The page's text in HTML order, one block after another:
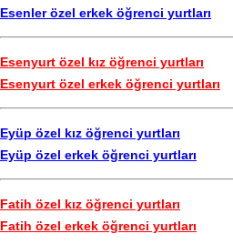
Esenler özel erkek öğrenci yurtları
Esenyurt özel kız öğrenci yurtları
Esenyurt özel erkek öğrenci yurtları
Eyüp özel kız öğrenci yurtları
Eyüp özel erkek öğrenci yurtları
Fatih özel kız öğrenci yurtları
Fatih özel erkek öğrenci yurtları